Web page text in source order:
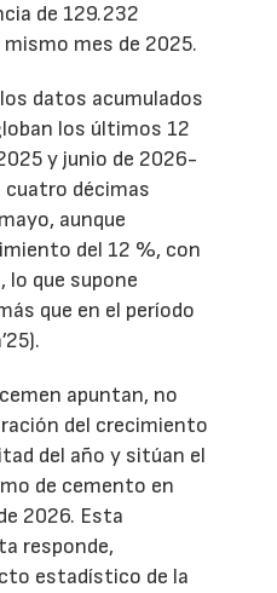
de 129.232
mes de 2025.
datos acumulados
los últimos 12
y junio de 2026-
décimas
aunque
del 12 %, con
lo que supone
que en el período
apuntan, no
del crecimiento
del año y sitúan el
de cemento en
2026. Esta
responde,
estadístico de la